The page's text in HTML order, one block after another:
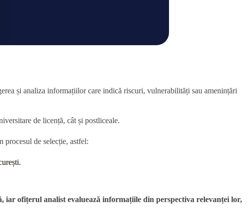
și analiza informațiilor care indică riscuri, vulnerabilități sau amenințări
de licență, cât și postliceale.
procesul de selecție, astfel:
ofițerul analist evaluează informațiile din perspectiva relevanței lor,